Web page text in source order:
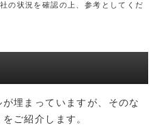
の状況を確認の上、参考としてくだ
埋まっていますが、そのな
ご紹介します。